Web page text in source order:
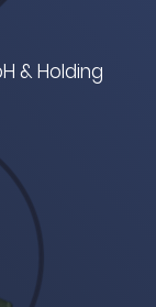
& Holding